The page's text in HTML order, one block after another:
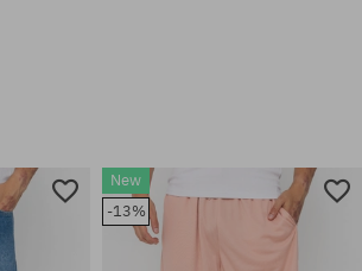
New
-13%